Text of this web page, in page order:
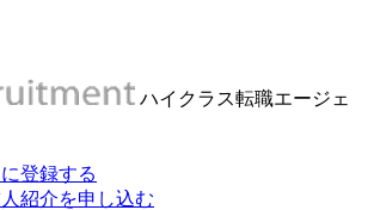
ハイクラス転職エージェ
登録する
紹介を申し込む